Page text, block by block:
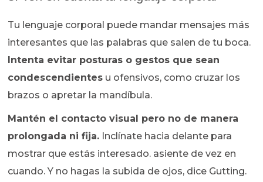
Tu lenguaje corporal puede mandar mensajes más
interesantes que las palabras que salen de tu boca.
Intenta evitar posturas o gestos que sean
condescendientes u ofensivos, como cruzar los
brazos o apretar la mandíbula.
Mantén el contacto visual pero no de manera
prolongada ni fija. Inclínate hacia delante para
mostrar que estás interesado. asiente de vez en
cuando. Y no hagas la subida de ojos, dice Gutting.